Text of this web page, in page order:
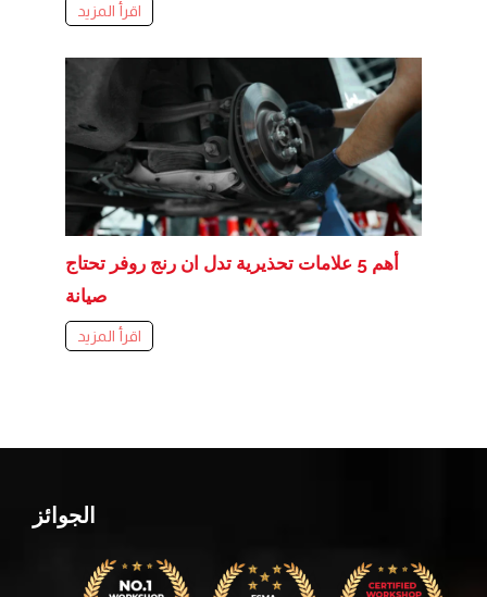
اقرأ المزيد
أهم 5 علامات تحذيرية تدل ان رنج روفر تحتاج
صيانة
اقرأ المزيد
الجوائز